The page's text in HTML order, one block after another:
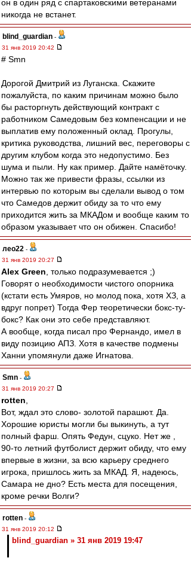
он в один ряд с спартаковскими ветеранами
никогда не встанет.
blind_guardian -
31 янв 2019 20:42
# Smn
Дорогой Дмитрий из Луганска. Скажите
пожалуйста, по каким причинам можно было
бы расторгнуть действующий контракт с
работником Самедовым без компенсации и не
выплатив ему положенный оклад. Прогулы,
критика руководства, лишний вес, переговоры с
другим клубом когда это недопустимо. Без
шума и пыли. Ну как пример. Дайте намёточку.
Можно так же привести фразы, ссылки из
интервью по которым вы сделали вывод о том
что Самедов держит обиду за то что ему
приходится жить за МКАДом и вообще каким то
образом указывает что он обижен. Спасибо!
лео22 -
31 янв 2019 20:27
Alex Green , только подразумевается ;)
Говорят о необходимости чистого опорника
(кстати есть Умяров, но молод пока, хотя ХЗ, а
вдруг попрет) Тогда Фер теоретически бокс-ту-
бокс? Как они это себе представляют.
А вообще, когда писал про Фернандо, имел в
виду позицию АПЗ. Хотя в качестве подмены
Ханни упомянули даже Игнатова.
Smn -
31 янв 2019 20:27
rotten
Вот, ждал это слово- золотой парашют. Да.
Хорошие юристы могли бы выкинуть, а тут
полный фарш. Опять Федун, сцуко. Нет же ,
90-то летний футболист держит обиду, что ему
впервые в жизни, за всю карьеру среднего
игрока, пришлось жить за МКАД. Я, надеюсь,
Самара не дно? Есть места для посещения,
кроме речки Волги?
rotten -
31 янв 2019 20:12
blind_guardian » 31 янв 2019 19:47